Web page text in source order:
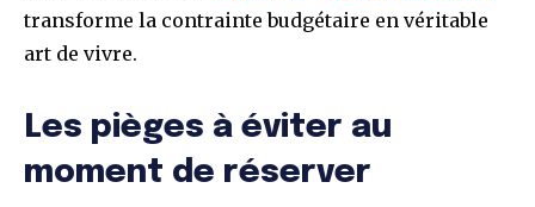
transforme la contrainte budgétaire en véritable
art de vivre.
Les pièges à éviter au
moment de réserver